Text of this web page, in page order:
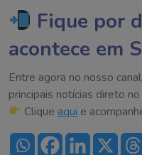
Fique por
acontece em
Entre agora no nosso
principais notícias direto
Clique aqui e